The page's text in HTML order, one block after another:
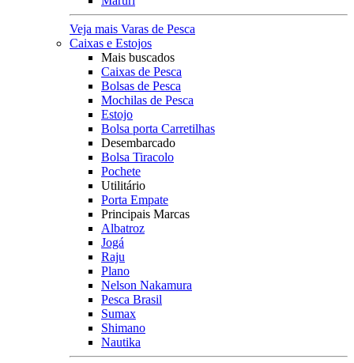
Veja mais Varas de Pesca
Caixas e Estojos
Mais buscados
Caixas de Pesca
Bolsas de Pesca
Mochilas de Pesca
Estojo
Bolsa porta Carretilhas
Desembarcado
Bolsa Tiracolo
Pochete
Utilitário
Porta Empate
Principais Marcas
Albatroz
Jogá
Raju
Plano
Nelson Nakamura
Pesca Brasil
Sumax
Shimano
Nautika